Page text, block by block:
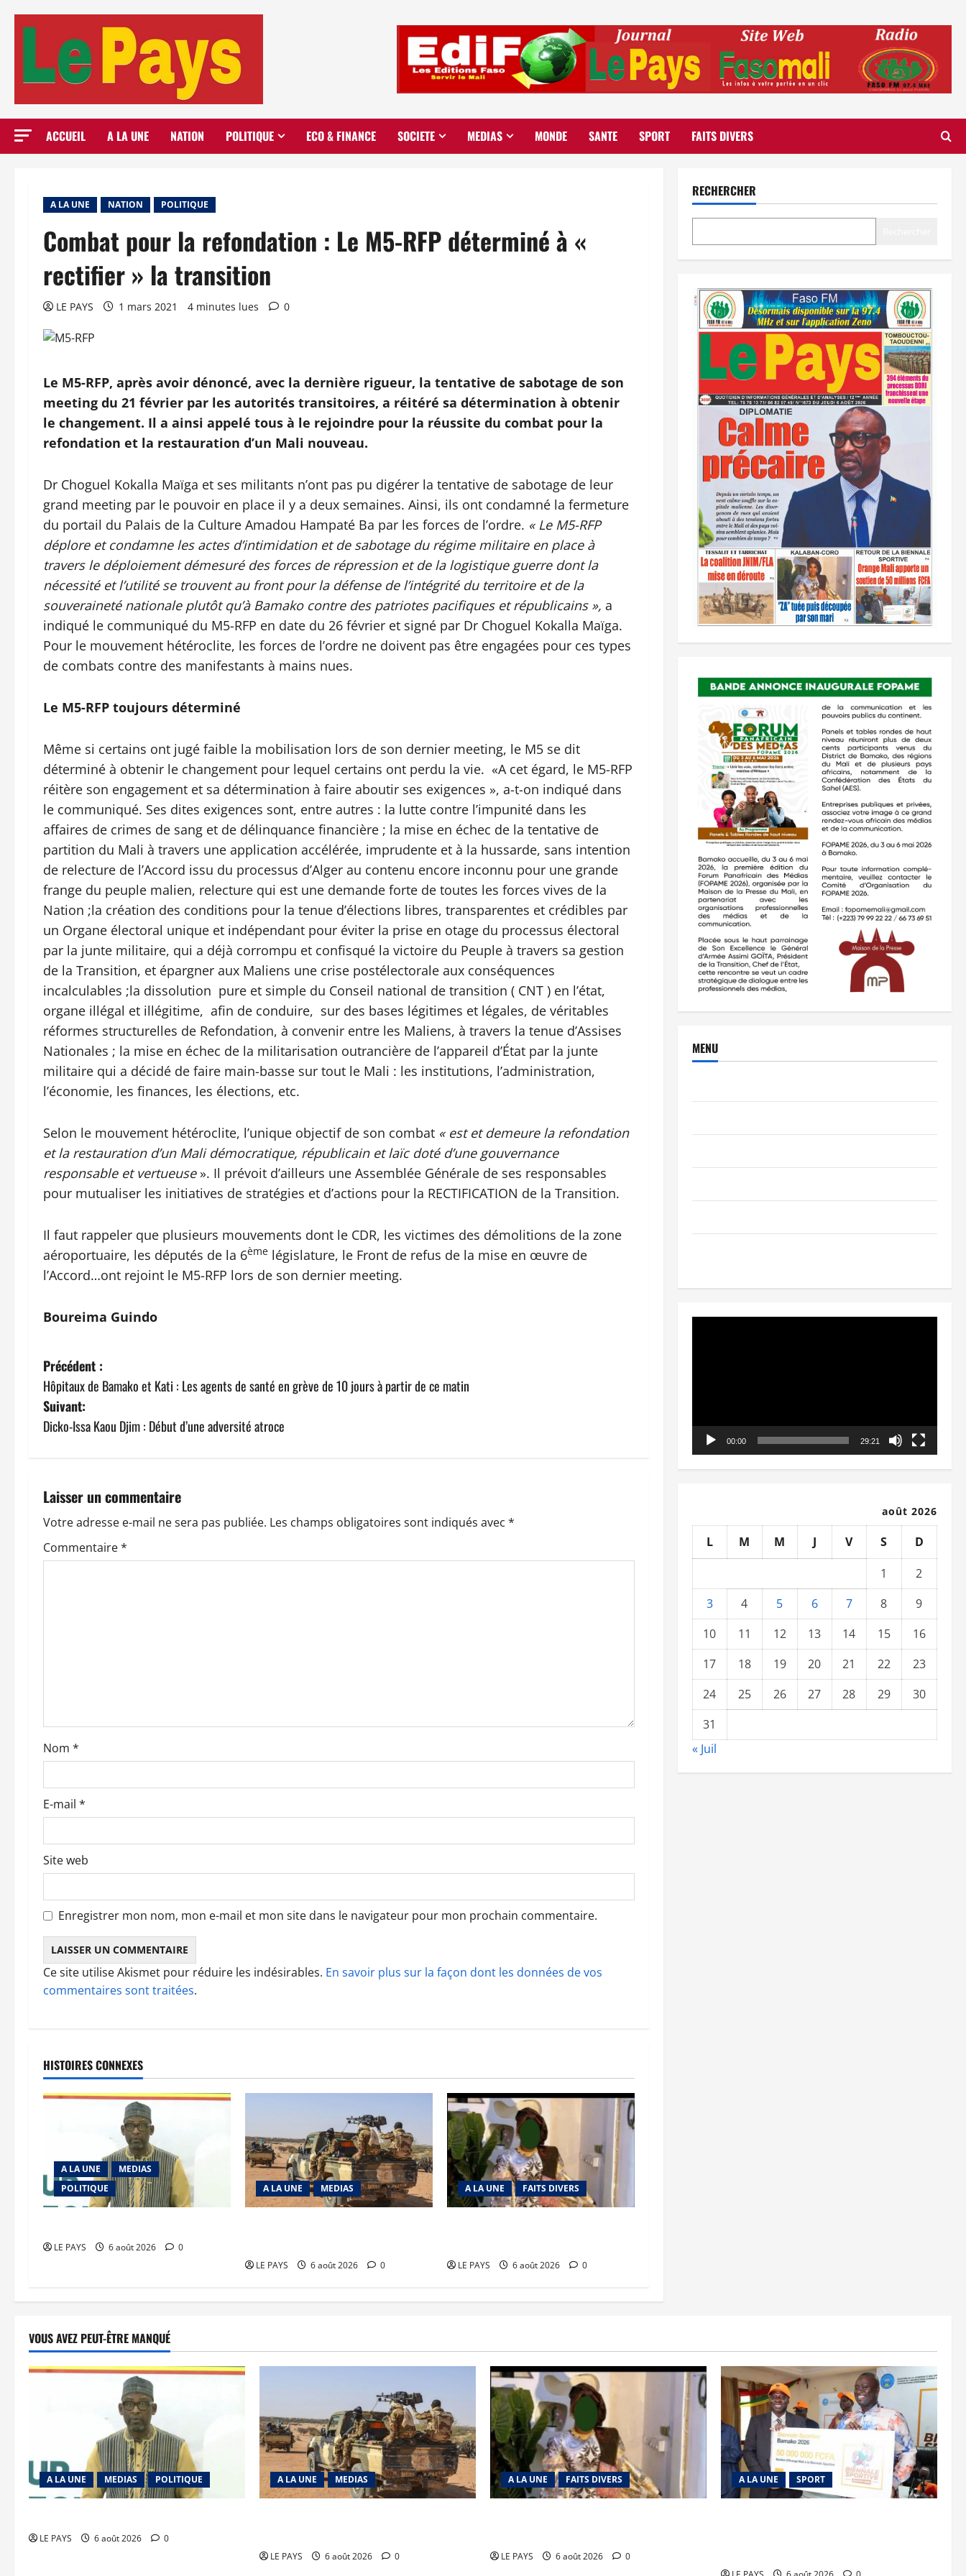
ACCUEIL A LA UNE NATION POLITIQUE ECO & FINANCE SOCIETE MEDIAS MONDE SANTE SPORT FAITS DIVERS
A LA UNE NATION POLITIQUE
Combat pour la refondation : Le M5-RFP déterminé à «
rectifier » la transition
LE PAYS 1 mars 2021 4 minutes lues 0
Le M5-RFP, après avoir dénoncé, avec la dernière rigueur, la tentative de sabotage de son
meeting du 21 février par les autorités transitoires, a réitéré sa détermination à obtenir
le changement. Il a ainsi appelé tous à le rejoindre pour la réussite du combat pour la
refondation et la restauration d’un Mali nouveau.
Dr Choguel Kokalla Maïga et ses militants n’ont pas pu digérer la tentative de sabotage de leur
grand meeting par le pouvoir en place il y a deux semaines. Ainsi, ils ont condamné la fermeture
du portail du Palais de la Culture Amadou Hampaté Ba par les forces de l’ordre. « Le M5-RFP
déplore et condamne les actes d’intimidation et de sabotage du régime militaire en place à
travers le déploiement démesuré des forces de répression et de la logistique guerre dont la
nécessité et l’utilité se trouvent au front pour la défense de l’intégrité du territoire et de la
souveraineté nationale plutôt qu’à Bamako contre des patriotes pacifiques et républicains », a
indiqué le communiqué du M5-RFP en date du 26 février et signé par Dr Choguel Kokalla Maïga.
Pour le mouvement hétéroclite, les forces de l’ordre ne doivent pas être engagées pour ces types
de combats contre des manifestants à mains nues.
Le M5-RFP toujours déterminé
Même si certains ont jugé faible la mobilisation lors de son dernier meeting, le M5 se dit
déterminé à obtenir le changement pour lequel certains ont perdu la vie. «A cet égard, le M5-RFP
réitère son engagement et sa détermination à faire aboutir ses exigences », a-t-on indiqué dans
le communiqué. Ses dites exigences sont, entre autres : la lutte contre l’impunité dans les
affaires de crimes de sang et de délinquance financière ; la mise en échec de la tentative de
partition du Mali à travers une application accélérée, imprudente et à la hussarde, sans intention
de relecture de l’Accord issu du processus d’Alger au contenu encore inconnu pour une grande
frange du peuple malien, relecture qui est une demande forte de toutes les forces vives de la
Nation ;la création des conditions pour la tenue d’élections libres, transparentes et crédibles par
un Organe électoral unique et indépendant pour éviter la prise en otage du processus électoral
par la junte militaire, qui a déjà corrompu et confisqué la victoire du Peuple à travers sa gestion
de la Transition, et épargner aux Maliens une crise postélectorale aux conséquences
incalculables ;la dissolution pure et simple du Conseil national de transition ( CNT ) en l’état,
organe illégal et illégitime, afin de conduire, sur des bases légitimes et légales, de véritables
réformes structurelles de Refondation, à convenir entre les Maliens, à travers la tenue d’Assises
Nationales ; la mise en échec de la militarisation outrancière de l’appareil d’État par la junte
militaire qui a décidé de faire main-basse sur tout le Mali : les institutions, l’administration,
l’économie, les finances, les élections, etc.
Selon le mouvement hétéroclite, l’unique objectif de son combat « est et demeure la refondation
et la restauration d’un Mali démocratique, républicain et laïc doté d’une gouvernance
responsable et vertueuse ». Il prévoit d’ailleurs une Assemblée Générale de ses responsables
pour mutualiser les initiatives de stratégies et d’actions pour la RECTIFICATION de la Transition.
Il faut rappeler que plusieurs mouvements dont le CDR, les victimes des démolitions de la zone
aéroportuaire, les députés de la 6ème législature, le Front de refus de la mise en œuvre de
l’Accord…ont rejoint le M5-RFP lors de son dernier meeting.
Boureima Guindo
N
a
v
g
a
t
a
r
t
i
c
l
e
Précédent :
Hôpitaux de Bamako et Kati : Les agents de santé en grève de 10 jours à partir de ce matin
Suivant:
Dicko-Issa Kaou Djim : Début d’une adversité atroce
Laisser un commentaire
Votre adresse e-mail ne sera pas publiée. Les champs obligatoires sont indiqués avec *
Commentaire*
Nom *
E-mail *
Site web
Enregistrer mon nom, mon e-mail et mon site dans le navigateur pour mon prochain commentaire.
Ce site utilise Akismet pour réduire les indésirables. En savoir plus sur la façon dont les données de vos
commentaires sont traitées.
HISTOIRES CONNEXES
A LA UNE
MEDIAS
POLITIQUE
LE PAYS 6 août 2026 0
A LA UNE MEDIAS
LE PAYS 6 août 2026 0
A LA UNE FAITS DIVERS
LE PAYS 6 août 2026 0
RECHERCHER
MENU
00:00 29:21
août 2026
L M M J V S
D
1
2
3
4 5 6 7 8
9
10
11 12 13 14 15
16
17
18 19 20 21 22
23
24
25 26 27 28 29
30
31
« Juil
VOUS AVEZ PEUT-ÊTRE MANQUÉ
A LA UNE MEDIAS POLITIQUE
LE PAYS 6 août 2026 0
A LA UNE MEDIAS
LE PAYS 6 août 2026 0
A LA UNE FAITS DIVERS
LE PAYS 6 août 2026 0
A LA UNE SPORT